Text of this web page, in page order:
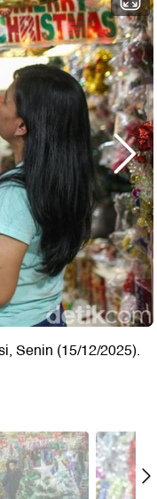
Senin (15/12/2025).